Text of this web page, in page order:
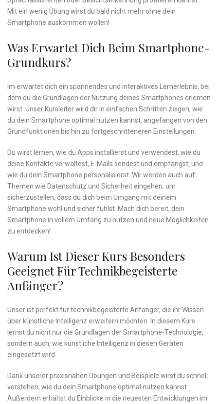
Mit ein ⁤wenig ⁢Übung⁣ wirst du bald nicht mehr ohne dein
Smartphone auskommen wollen!
Was Erwartet Dich Beim Smartphone-
Grundkurs?
Im‌ erwartet dich ein​ spannendes und interaktives Lernerlebnis, ‍bei⁤
dem du die⁣ Grundlagen​ der⁣ Nutzung​ deines Smartphones​ erlernen
wirst. Unser Kursleiter ‌wird‌ dir​ in einfachen Schritten zeigen, wie
du dein​ Smartphone optimal nutzen⁣ kannst, angefangen von den⁤
Grundfunktionen bis⁤ hin zu fortgeschritteneren Einstellungen.
Du ⁤wirst⁤ lernen, wie du Apps⁢ installierst ‍und⁤ verwendest,​ wie ​du
deine ‌Kontakte verwaltest, E-Mails sendest ​und ​empfängst, und
wie du dein Smartphone personalisierst.⁣ Wir ⁢werden auch auf
⁣Themen wie⁤ Datenschutz ⁣und Sicherheit⁤ eingehen, um
sicherzustellen, ⁤dass⁢ du dich beim Umgang ​mit deinem
Smartphone‌ wohl​ und⁢ sicher fühlst. Mach dich ‍bereit,​ dein‌
Smartphone ‌in vollem Umfang zu nutzen und neue Möglichkeiten
zu entdecken!
Warum ​ist Dieser Kurs Besonders
Geeignet Für Technikbegeisterte
Anfänger?
Unser ist perfekt ‍für technikbegeisterte Anfänger, die ihr ⁣Wissen
über künstliche Intelligenz‍ erweitern möchten. In diesem Kurs
lernst du nicht‍ nur die Grundlagen der Smartphone-Technologie,
sondern ‌auch, wie ⁣künstliche‌ Intelligenz in diesen Geräten
eingesetzt ⁢wird.
Dank unserer praxisnahen Übungen und Beispiele ⁤wirst du ‌schnell
verstehen, ⁢wie du dein⁤ Smartphone​ optimal⁣ nutzen kannst.‌
Außerdem erhältst⁤ du Einblicke in die neuesten Entwicklungen im